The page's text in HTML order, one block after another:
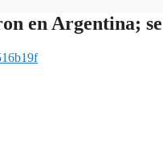
en Argentina;